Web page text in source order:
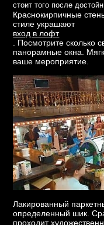
стоит того после
Краснокирпичные
стиле украшают
вход в лофт
. Посмотрите сколько
панорамные окна.
ваше мероприятие.
Лакированный
определенный шик.
проходит